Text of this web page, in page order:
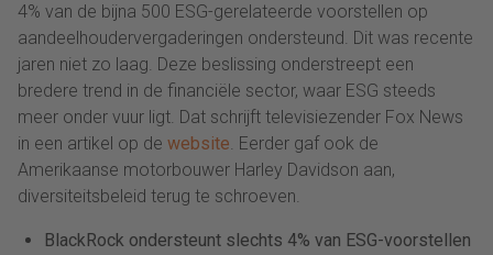
4% van de bijna 500 ESG-gerelateerde voorstellen op
aandeelhoudervergaderingen ondersteund. Dit was recente
jaren niet zo laag. Deze beslissing onderstreept een
bredere trend in de financiële sector, waar ESG steeds
meer onder vuur ligt. Dat schrijft televisiezender Fox News
in een artikel op de website. Eerder gaf ook de
Amerikaanse motorbouwer Harley Davidson aan,
diversiteitsbeleid terug te schroeven.
BlackRock ondersteunt slechts 4% van ESG-voorstellen